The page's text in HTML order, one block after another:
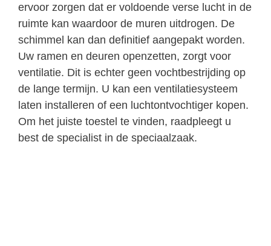
ervoor zorgen dat er voldoende verse lucht in de
ruimte kan waardoor de muren uitdrogen. De
schimmel kan dan definitief aangepakt worden.
Uw ramen en deuren openzetten, zorgt voor
ventilatie. Dit is echter geen vochtbestrijding op
de lange termijn. U kan een ventilatiesysteem
laten installeren of een luchtontvochtiger kopen.
Om het juiste toestel te vinden, raadpleegt u
best de specialist in de speciaalzaak.